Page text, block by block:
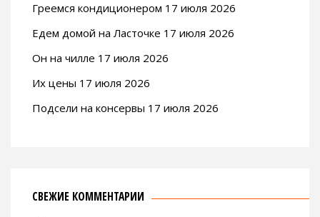
Греемся кондиционером 17 июля 2026
Едем домой на Ласточке 17 июля 2026
Он на чилле 17 июля 2026
Их цены 17 июля 2026
Подсели на консервы 17 июля 2026
СВЕЖИЕ КОММЕНТАРИИ